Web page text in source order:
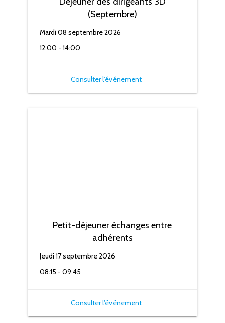
(Septembre)
Mardi 08 septembre 2026
12:00 - 14:00
Consulter l'événement
Petit-déjeuner échanges entre
adhérents
Jeudi 17 septembre 2026
08:15 - 09:45
Consulter l'événement